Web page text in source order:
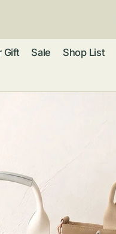
ブレスレット・
バングル
ショルダーバッ
スマートフォン
バッグチャー
ム・キーホルダ
ー
Gift Sale Shop List